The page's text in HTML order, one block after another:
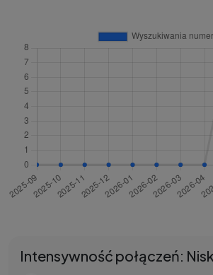
Intensywność połączeń: